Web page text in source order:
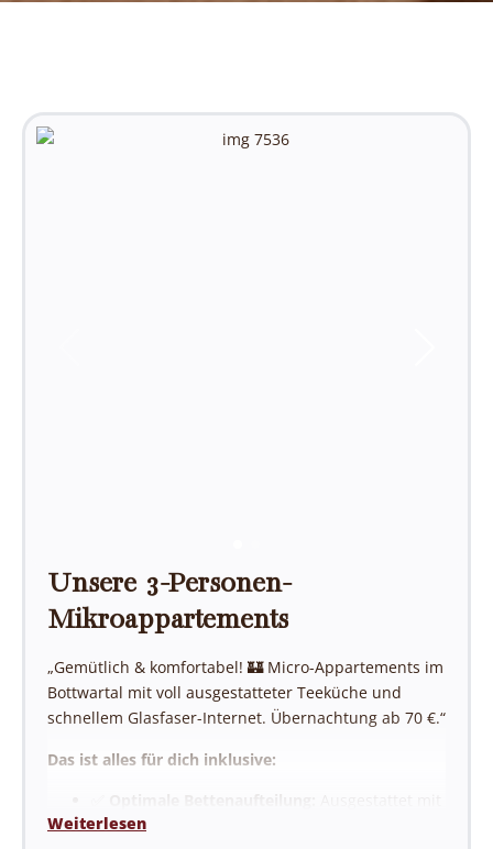
Unsere 3-Personen-
Mikroappartements
„Gemütlich & komfortabel! 🏰 Micro-Appartements im
Bottwartal mit voll ausgestatteter Teeküche und
schnellem Glasfaser-Internet. Übernachtung ab 70 €.“
Das ist alles für dich inklusive:
einem komfortablen Doppelbett und einem
Weiterlesen